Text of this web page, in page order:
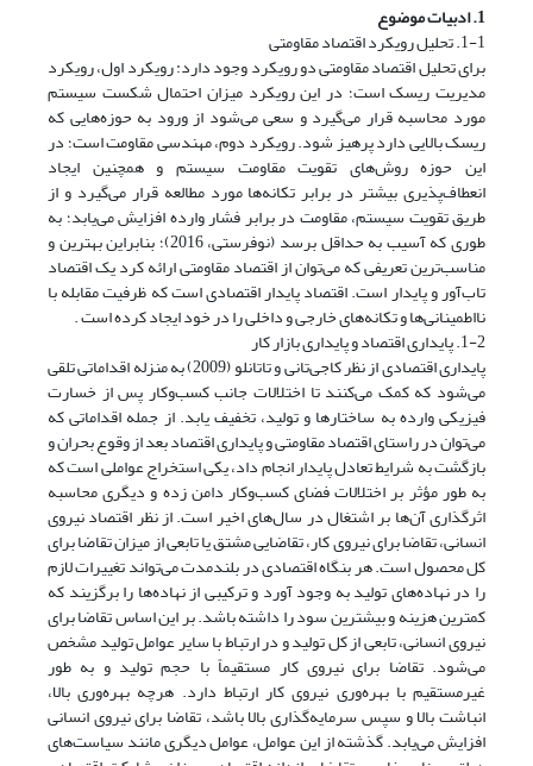
1. ادبیات موضوع
1-1. تحلیل رویکرد اقتصاد مقاومتی
برای تحلیل اقتصاد مقاومتی دو رویکرد وجود دارد: رویکرد اول، رویکرد
مدیریت ریسک است؛ در این رویکرد میزان احتمال شکست سیستم
مورد محاسبه قرار می‌گیرد و سعی می‌شود از ورود به حوزه‌هایی که
ریسک بالایی دارد پرهیز شود. رویکرد دوم، مهندسی مقاومت است؛ در
این حوزه روش‌های تقویت مقاومت سیستم و همچنین ایجاد
انعطاف‌پذیری بیشتر در برابر تکانه‌ها مورد مطالعه قرار می‌گیرد و از
طریق تقویت سیستم، مقاومت در برابر فشار وارده افزایش می‌یابد؛ به
طوری که آسیب به حداقل برسد (نوفرستی، 2016)؛ بنابراین بهترین و
مناسب‌ترین تعریفی که می‌توان از اقتصاد مقاومتی ارائه کرد یک اقتصاد
تاب‌آور و پایدار است. اقتصاد پایدار اقتصادی است که ظرفیت مقابله با
نااطمینانی‌ها و تکانه‌های خارجی و داخلی را در خود ایجاد کرده است .
1-2. پایداری اقتصاد و پایداری بازار کار
پایداری اقتصادی از نظر کاجی‌تانی و تاتانلو (2009) به منزله اقداماتی تلقی
می‌شود که کمک می‌کنند تا اختلالات جانب کسب‌و‌کار پس از خسارت
فیزیکی وارده به ساختارها و تولید، تخفیف یابد. از جمله اقداماتی که
می‌توان در راستای اقتصاد مقاومتی و پایداری اقتصاد بعد از وقوع بحران و
بازگشت به شرایط تعادل پایدار انجام داد، یکی استخراج عواملی است که
به طور مؤثر بر اختلالات فضای کسب‌و‌کار دامن زده و دیگری محاسبه
اثرگذاری آن‌ها بر اشتغال در سال‌های اخیر است. از نظر اقتصاد نیروی
انسانی، تقاضا برای نیروی کار، تقاضایی مشتق یا تابعی از میزان تقاضا برای
کل محصول است. هر بنگاه اقتصادی در بلندمدت می‌تواند تغییرات لازم
را در نهاده‌های تولید به وجود آورد و ترکیبی از نهاده‌ها را برگزیند که
کمترین هزینه و بیشترین سود را داشته باشد. بر این اساس تقاضا برای
نیروی انسانی، تابعی از کل تولید و در ارتباط با سایر عوامل تولید مشخص
می‌شود. تقاضا برای نیروی کار مستقیماً با حجم تولید و به طور
غیرمستقیم با بهره‌وری نیروی کار ارتباط دارد. هرچه بهره‌وری بالا،
انباشت بالا و سپس سرمایه‌گذاری بالا باشد، تقاضا برای نیروی انسانی
افزایش می‌یابد. گذشته از این عوامل، عوامل دیگری مانند سیاست‌های